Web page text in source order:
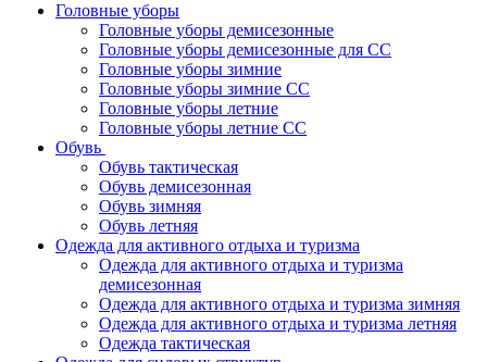
Головные уборы
Головные уборы демисезонные
Головные уборы демисезонные для СС
Головные уборы зимние
Головные уборы зимние СС
Головные уборы летние
Головные уборы летние СС
Обувь
Обувь тактическая
Обувь демисезонная
Обувь зимняя
Обувь летняя
Одежда для активного отдыха и туризма
Одежда для активного отдыха и туризма
демисезонная
Одежда для активного отдыха и туризма зимняя
Одежда для активного отдыха и туризма летняя
Одежда тактическая